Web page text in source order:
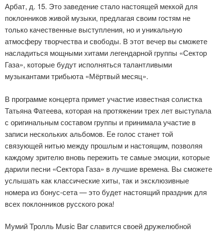
Арбат, д. 15. Это заведение стало настоящей меккой для
поклонников живой музыки, предлагая своим гостям не
только качественные выступления, но и уникальную
атмосферу творчества и свободы. В этот вечер вы сможете
насладиться мощными хитами легендарной группы «Сектор
Газа», которые будут исполняться талантливыми
музыкантами трибьюта «Мёртвый месяц».
В программе концерта примет участие известная солистка
Татьяна Фатеева, которая на протяжении трех лет выступала
с оригинальным составом группы и принимала участие в
записи нескольких альбомов. Ее голос станет той
связующей нитью между прошлым и настоящим, позволяя
каждому зрителю вновь пережить те самые эмоции, которые
дарили песни «Сектора Газа» в лучшие времена. Вы сможете
услышать как классические хиты, так и эксклюзивные
номера из бонус-сета — это будет настоящий праздник для
всех поклонников русского рока!
Мумий Тролль Music Bar славится своей дружелюбной